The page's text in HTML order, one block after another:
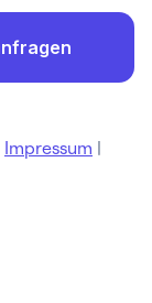
Impressum |